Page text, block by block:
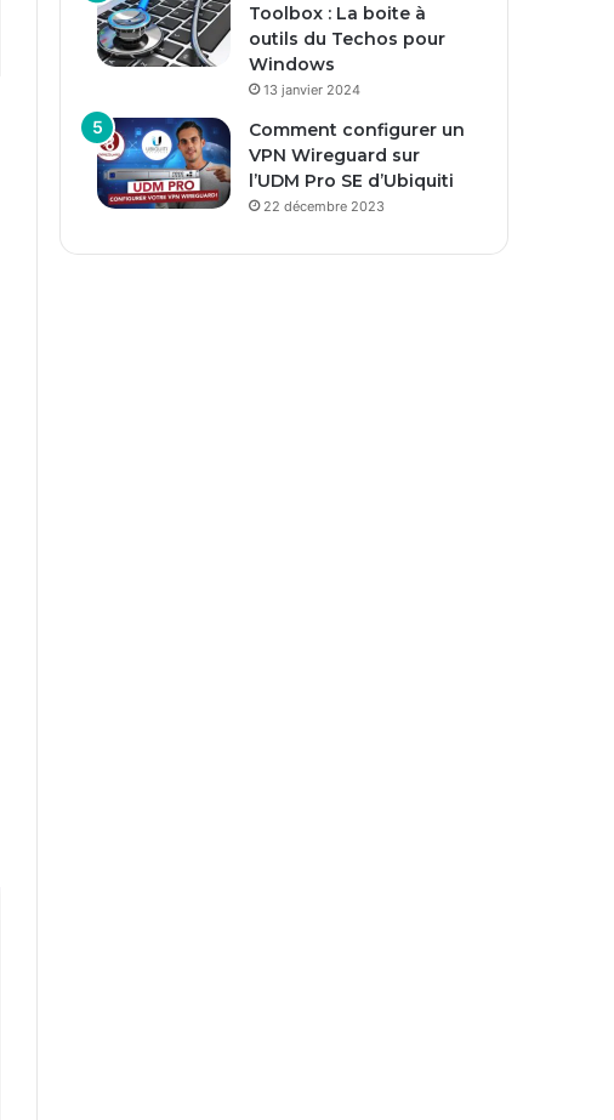
Toolbox : La boite à
outils du Techos pour
Windows
13 janvier 2024
Comment configurer un
VPN Wireguard sur
l’UDM Pro SE d’Ubiquiti
22 décembre 2023